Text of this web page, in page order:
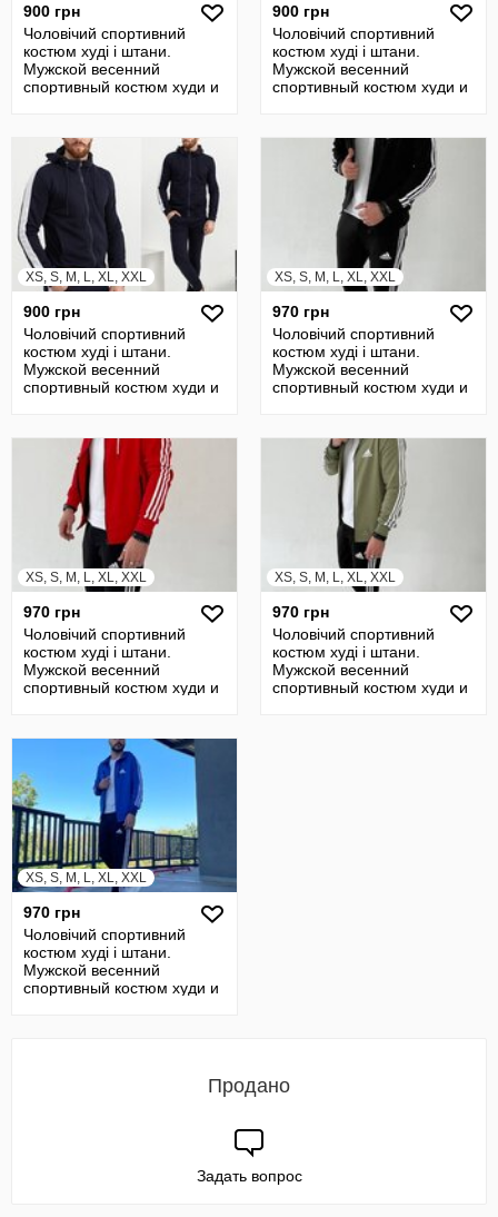
900 грн
Чоловічий спортивний
костюм худі і штани.
Мужской весенний
спортивный костюм худи и
900 грн
Чоловічий спортивний
костюм худі і штани.
Мужской весенний
спортивный костюм худи и
XS, S, M, L, XL, XXL
900 грн
Чоловічий спортивний
костюм худі і штани.
Мужской весенний
спортивный костюм худи и
XS, S, M, L, XL, XXL
970 грн
Чоловічий спортивний
костюм худі і штани.
Мужской весенний
спортивный костюм худи и
XS, S, M, L, XL, XXL
970 грн
Чоловічий спортивний
костюм худі і штани.
Мужской весенний
спортивный костюм худи и
XS, S, M, L, XL, XXL
970 грн
Чоловічий спортивний
костюм худі і штани.
Мужской весенний
спортивный костюм худи и
XS, S, M, L, XL, XXL
970 грн
Чоловічий спортивний
костюм худі і штани.
Мужской весенний
спортивный костюм худи и
Продано
Задать вопрос